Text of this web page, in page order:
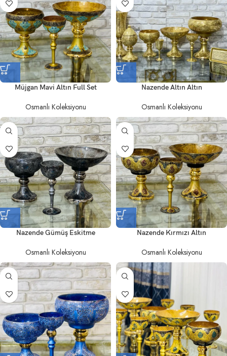
Müjgan Mavi Altın Full Set
Osmanlı Koleksiyonu
Nazende Altın Altın
Osmanlı Koleksiyonu
Nazende Gümüş Eskitme
Osmanlı Koleksiyonu
Nazende Kırmızı Altın
Osmanlı Koleksiyonu